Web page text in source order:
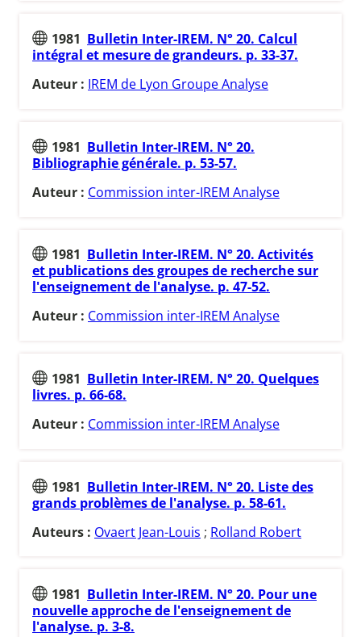
1981 Bulletin Inter-IREM. N° 20. Calcul
intégral et mesure de grandeurs. p. 33-37.
Auteur : IREM de Lyon Groupe Analyse
1981 Bulletin Inter-IREM. N° 20.
Bibliographie générale. p. 53-57.
Auteur : Commission inter-IREM Analyse
1981 Bulletin Inter-IREM. N° 20. Activités
et publications des groupes de recherche sur
l'enseignement de l'analyse. p. 47-52.
Auteur : Commission inter-IREM Analyse
1981 Bulletin Inter-IREM. N° 20. Quelques
livres. p. 66-68.
Auteur : Commission inter-IREM Analyse
1981 Bulletin Inter-IREM. N° 20. Liste des
grands problèmes de l'analyse. p. 58-61.
Auteurs : Ovaert Jean-Louis ; Rolland Robert
1981 Bulletin Inter-IREM. N° 20. Pour une
nouvelle approche de l'enseignement de
l'analyse. p. 3-8.